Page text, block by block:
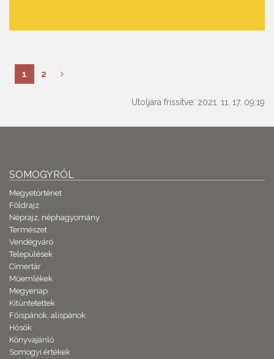
1 2
Utoljára frissítve: 2021. 11. 17. 09:19
SOMOGYRÓL
Megyetörténet
Földrajz
Néprajz, néphagyomány
Természet
Vendégváró
Települések
Címertár
Műemlékek
Megyenap
Kitüntetettek
Főispánok, alispánok
Hősök
Könyvajánló
Somogyi értékek